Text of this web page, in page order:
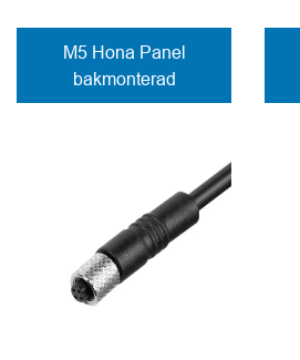
M5 Hona Panel
bakmonterad
Kontaktdon PCB-